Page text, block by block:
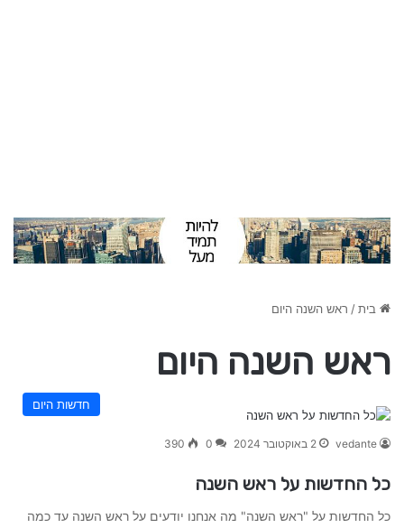
בית/ ראש השנה היום
ראש השנה היום
חדשות היום
vedante 2 באוקטובר 2024 0
390
כל החדשות על ראש השנה
כל החדשות על "ראש השנה" מה אנחנו יודעים על ראש השנה עד כמה